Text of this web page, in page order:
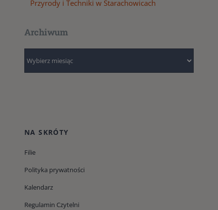
Przyrody i Techniki w Starachowicach
Archiwum
NA SKRÓTY
Filie
Polityka prywatności
Kalendarz
Regulamin Czytelni